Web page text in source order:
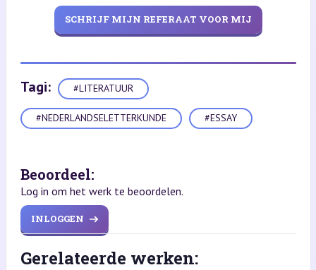
SCHRIJF MIJN REFERAAT VOOR MIJ
Tagi: #LITERATUUR
#NEDERLANDSELETTERKUNDE #ESSAY
Beoordeel:
Log in om het werk te beoordelen.
INLOGGEN
Gerelateerde werken: